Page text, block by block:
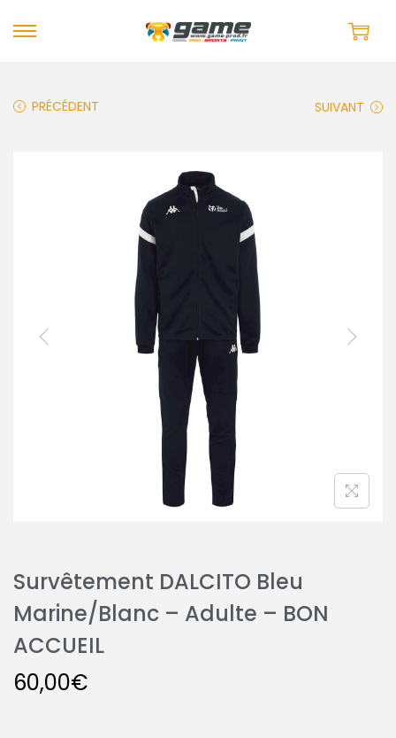
PRÉCÉDENT SUIVANT
Survêtement DALCITO Bleu
Marine/Blanc – Adulte – BON
ACCUEIL
60,00€